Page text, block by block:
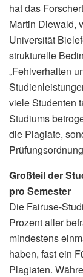
hat das
Martin Diewald,
Universität
strukturelle
„Fehlverhalten
viele Studenten
Studiums
die Plagiate,
Großteil der
pro Semester
Die Fairuse-
Prozent aller
mindestens
haben, fast ein
Plagiaten.